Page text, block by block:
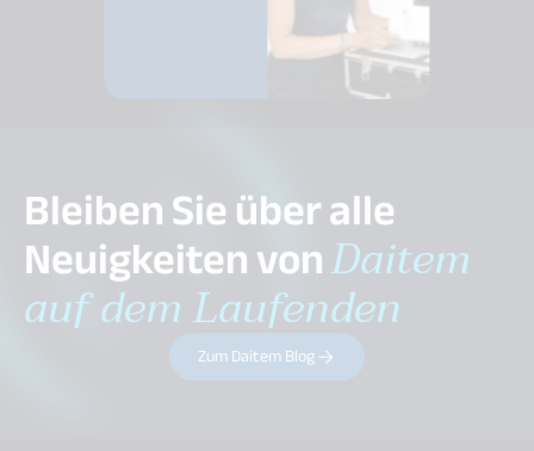
Bleiben Sie über alle
Neuigkeiten vonDaitem
auf dem Laufenden
Zum Daitem Blog